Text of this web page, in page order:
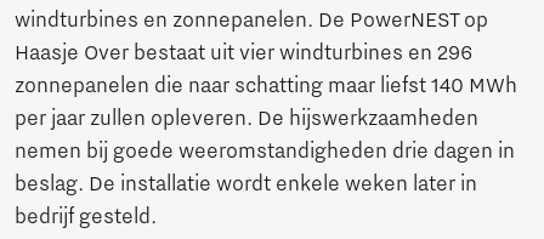
windturbines en zonnepanelen. De PowerNEST op
Haasje Over bestaat uit vier windturbines en 296
zonnepanelen die naar schatting maar liefst 140 MWh
per jaar zullen opleveren. De hijswerkzaamheden
nemen bij goede weeromstandigheden drie dagen in
beslag. De installatie wordt enkele weken later in
bedrijf gesteld.